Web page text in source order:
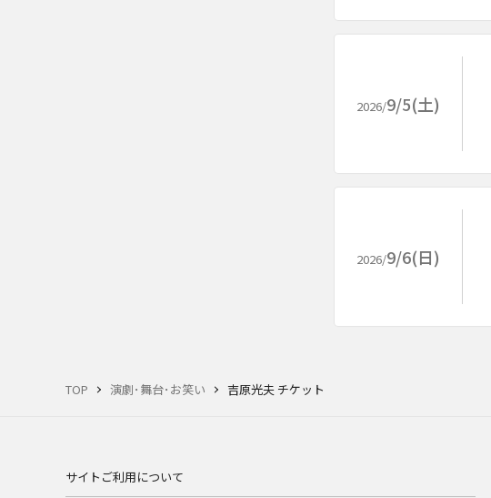
TOP 演劇･舞台･お笑い 吉原光夫 チケット
2026/9/5(土)
2026/9/6(日)
サイトご利用について